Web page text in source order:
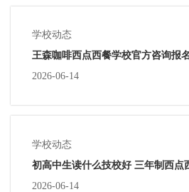
学校动态
王森咖啡西点西餐学校官方咨询报
2026-06-14
学校动态
初高中生读什么技校好 三年制西点
2026-06-14